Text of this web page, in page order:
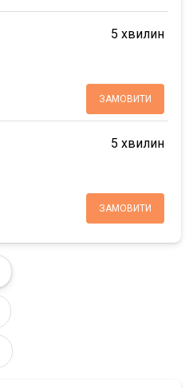
5 хвилин
ЗАМОВИТИ
5 хвилин
ЗАМОВИТИ